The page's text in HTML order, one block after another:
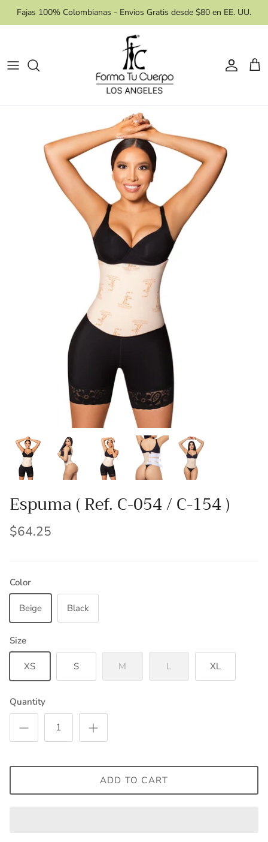
Fajas 100% Colombianas - Envios Gratis desde $80 en EE. UU.
Necesidades
Reloj de Arena
Niveles de Compresión
Masajes
Espuma ( Ref. C-054 / C-154 )
$64.25
Color
Beige Black
Size
XS S M L XL
Quantity
ADD TO CART